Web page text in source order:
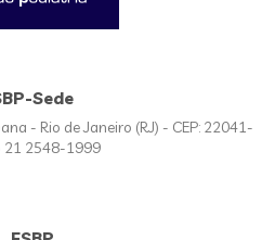
Sede
- Rio de Janeiro (RJ) - CEP: 22041-
21 2548-1999